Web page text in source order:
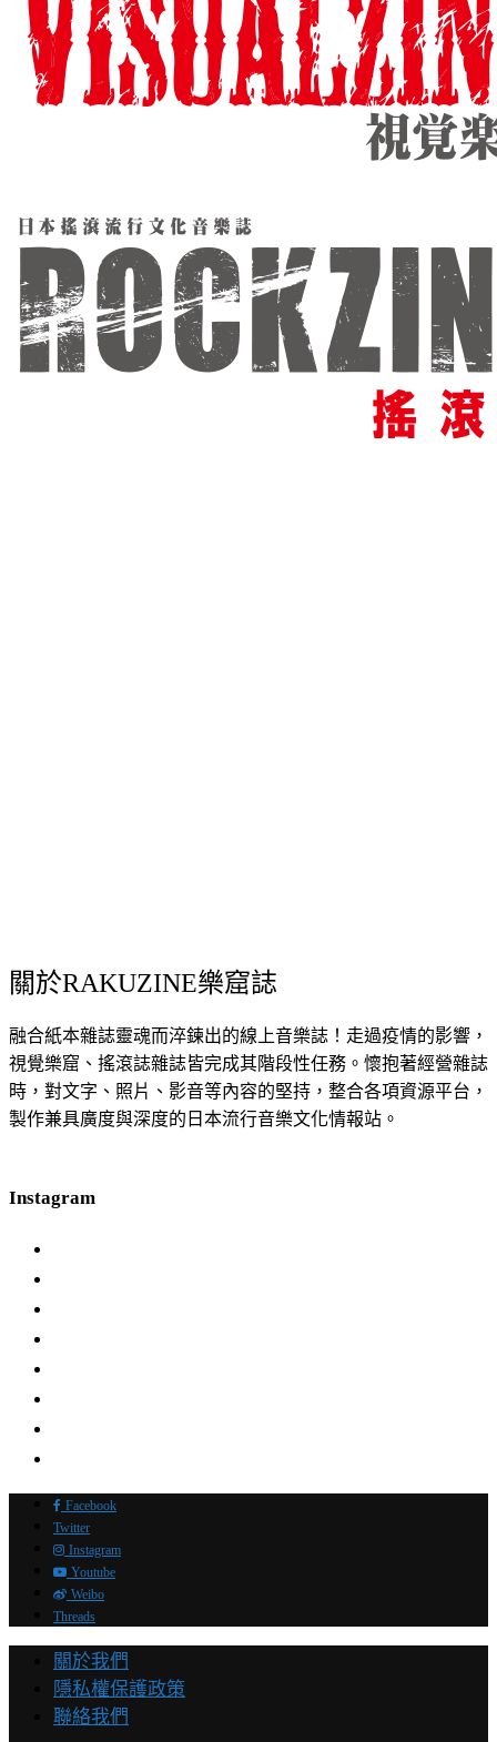
關於RAKUZINE樂窟誌
融合紙本雜誌靈魂而淬鍊出的線上音樂誌！走過疫情的影響，
視覺樂窟、搖滾誌雜誌皆完成其階段性任務。懷抱著經營雜誌
時，對文字、照片、影音等內容的堅持，整合各項資源平台，
製作兼具廣度與深度的日本流行音樂文化情報站。
Instagram
Facebook
Twitter
Instagram
Youtube
Weibo
Threads
關於我們
隱私權保護政策
聯絡我們